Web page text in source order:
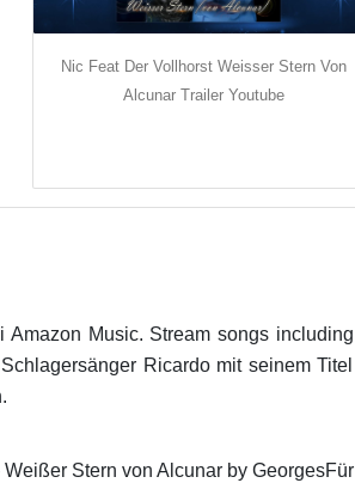
Nic Feat Der Vollhorst Weisser Stern Von
Alcunar Trailer Youtube
Music. Stream songs including
Ricardo mit seinem Titel
Stern von Alcunar by GeorgesFür